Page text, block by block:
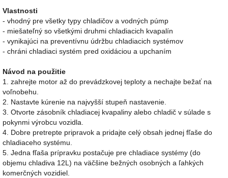
Vlastnosti
- vhodný pre všetky typy chladičov a vodných púmp
- miešateľný so všetkými druhmi chladiacich kvapalín
- vynikajúci na preventívnu údržbu chladiacich systémov
- chráni chladiaci systém pred oxidáciou a upchaním
Návod na použitie
1. zahrejte motor až do prevádzkovej teploty a nechajte bežať na
voľnobehu.
2. Nastavte kúrenie na najvyšší stupeň nastavenie.
3. Otvorte zásobník chladiacej kvapaliny alebo chladič v súlade s
pokynmi výrobcu vozidla.
4. Dobre pretrepte pripravok a pridajte celý obsah jednej fľaše do
chladiaceho systému.
5. Jedna fľaša prípravku postačuje pre chladiace systémy (do
objemu chladiva 12L) na väčšine bežných osobných a ľahkých
komerčných vozidiel.